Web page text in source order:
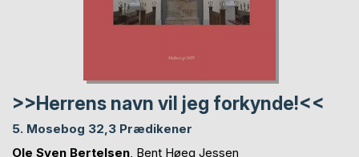
>>Herrens navn vil jeg forkynde!<<
5. Mosebog 32,3 Prædikener
Ole Sven Bertelsen, Bent Høeg Jessen